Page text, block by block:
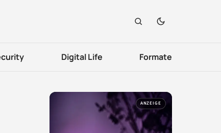
Digital Life Formate
ANZEIGE